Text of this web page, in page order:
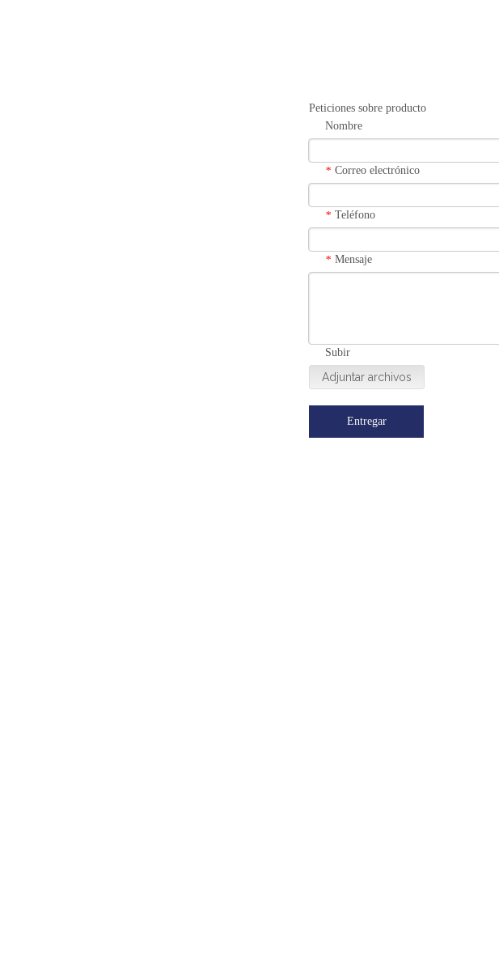
Peticiones sobre producto
Nombre
* Correo electrónico
* Teléfono
* Mensaje
Subir
Adjuntar archivos
Entregar